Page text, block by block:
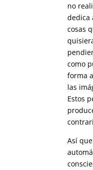
no
dedica
cosas
como
forma
las
Estos
Así